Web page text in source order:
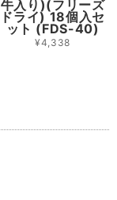
牛入り)(フリーズ
ドライ) 18個入セ
ット (FDS-40)
¥4,338